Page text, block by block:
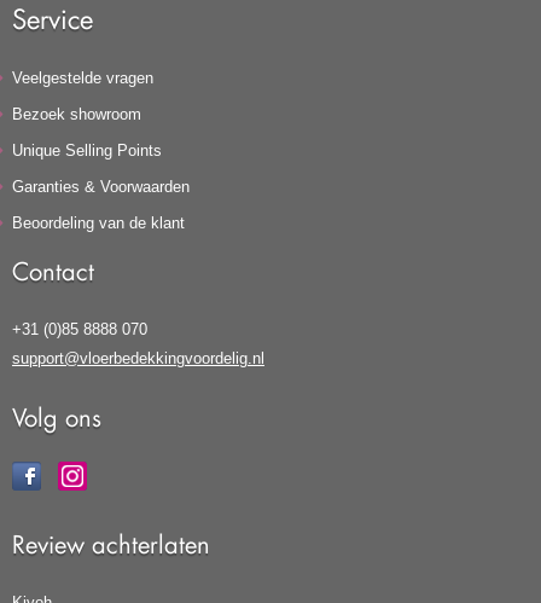
Service
Veelgestelde vragen
Bezoek showroom
Unique Selling Points
Garanties & Voorwaarden
Beoordeling van de klant
Contact
+31 (0)85 8888 070
support@vloerbedekkingvoordelig.nl
Volg ons
Review achterlaten